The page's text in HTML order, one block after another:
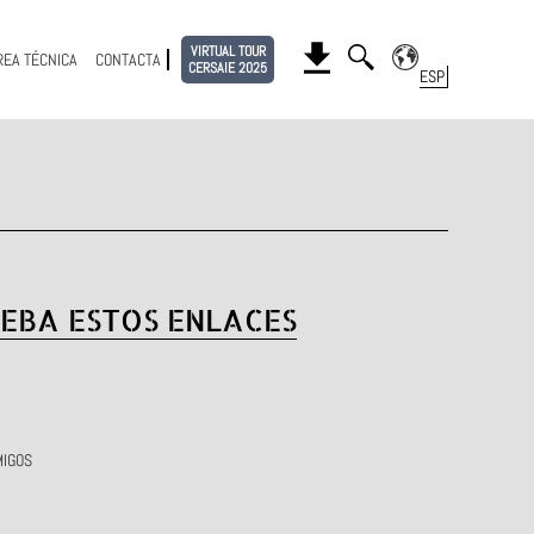
TÉCNICA CONTACTA
VIRTUAL TOUR
CERSAIE 2025
ESTOS ENLACES